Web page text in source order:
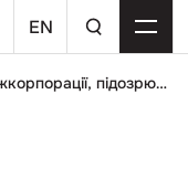
EN
Керівника зернової держкорпорації, підозрюваного у розкраданні 71 мільйона гривень, відправили під домашній арешт